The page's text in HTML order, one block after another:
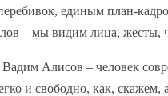
единым план-
– мы видим лица, жесты,
Алисов – человек
и свободно, как, скажем,